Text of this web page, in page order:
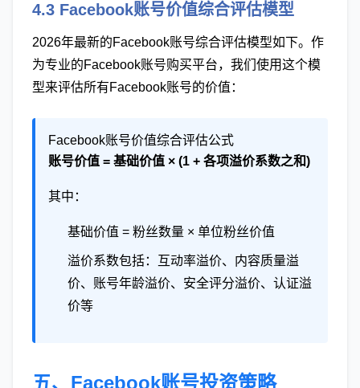
4.3 Facebook账号价值综合评估模型
2026年最新的Facebook账号综合评估模型如下。作
为专业的Facebook账号购买平台，我们使用这个模
型来评估所有Facebook账号的价值：
Facebook账号价值综合评估公式
账号价值 = 基础价值 × (1 + 各项溢价系数之和)
其中：
基础价值 = 粉丝数量 × 单位粉丝价值
溢价系数包括：互动率溢价、内容质量溢
价、账号年龄溢价、安全评分溢价、认证溢
价等
五、Facebook账号投资策略